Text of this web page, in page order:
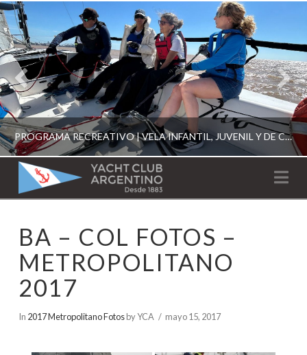
PROGRAMA RECREATIVO | VELA INFANTIL, JUVENIL Y DE CRUCERO 2026
ESCUELA RECREATIVA 2026
YACHT
CLUB
ARGENTINO
BA – COL FOTOS –
METROPOLITANO
2017
In 2017 Metropolitano Fotosby YCA mayo 15, 2017